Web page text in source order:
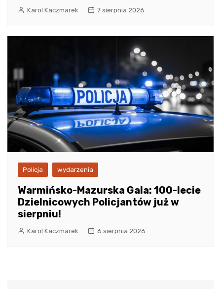
Karol Kaczmarek 7 sierpnia 2026
Policja wydarzenia
Warmińsko-Mazurska Gala: 100-lecie
Dzielnicowych Policjantów już w
sierpniu!
Karol Kaczmarek 6 sierpnia 2026